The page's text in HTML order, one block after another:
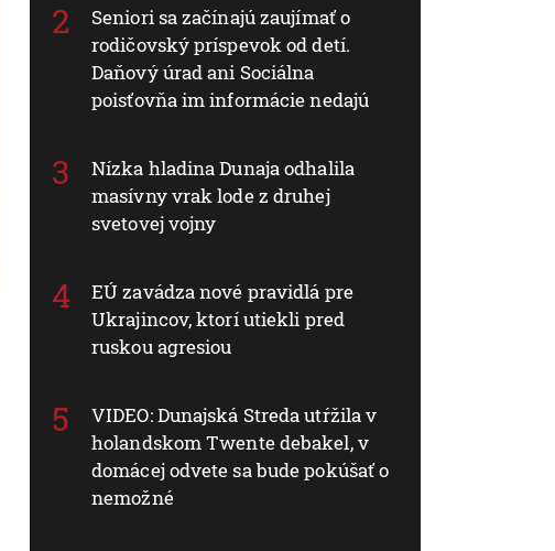
Seniori sa začínajú zaujímať o
rodičovský príspevok od detí.
Daňový úrad ani Sociálna
poisťovňa im informácie nedajú
Nízka hladina Dunaja odhalila
masívny vrak lode z druhej
svetovej vojny
EÚ zavádza nové pravidlá pre
Ukrajincov, ktorí utiekli pred
ruskou agresiou
VIDEO: Dunajská Streda utŕžila v
holandskom Twente debakel, v
domácej odvete sa bude pokúšať o
nemožné